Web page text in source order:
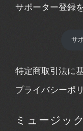
サポーター登録
サ
特定商取引法に
プライバシーポ
ミュージッ